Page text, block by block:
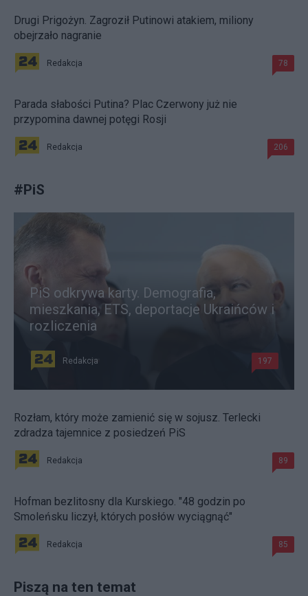
Drugi Prigożyn. Zagroził Putinowi atakiem, miliony
obejrzało nagranie
Redakcja 78
Parada słabości Putina? Plac Czerwony już nie
przypomina dawnej potęgi Rosji
Redakcja 206
#PiS
PiS odkrywa karty. Demografia,
mieszkania, ETS, deportacje Ukraińców i
rozliczenia
Redakcja 197
Rozłam, który może zamienić się w sojusz. Terlecki
zdradza tajemnice z posiedzeń PiS
Redakcja 89
Hofman bezlitosny dla Kurskiego. "48 godzin po
Smoleńsku liczył, których posłów wyciągnąć"
Redakcja 85
Piszą na ten temat